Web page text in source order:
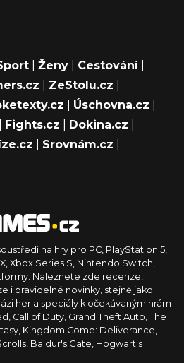
Ženy Cestování|
ZeStolu.cz
Úschovna.cz
Fights.cz Dokina.cz
Srovnám.cz
na hry pro PC, PlayStation 5,
Xbox Series S, Nintendo Switch,
Naleznete zde recenze,
i pravidelné novinky, stejně jako
her a speciály k očekávaným hrám
Call of Duty, Grand Theft Auto, The
Kingdom Come: Deliverance,
Baldur's Gate, Hogwart's